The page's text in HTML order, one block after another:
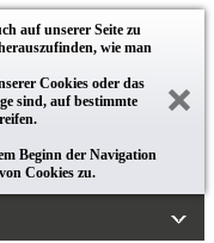
auf unserer Seite zu
wie man
Cookies oder das
sind, auf bestimmte
Beginn der Navigation
Cookies zu.